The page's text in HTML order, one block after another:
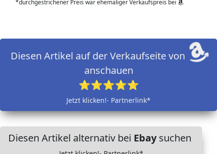
*durchgestrichener Preis war ehemaliger Verkaufspreis bei
Diesen Artikel auf der Verkaufseite von
anschauen
⭐⭐⭐⭐⭐
Jetzt klicken!- Partnerlink*
Diesen Artikel alternativ bei Ebaysuchen